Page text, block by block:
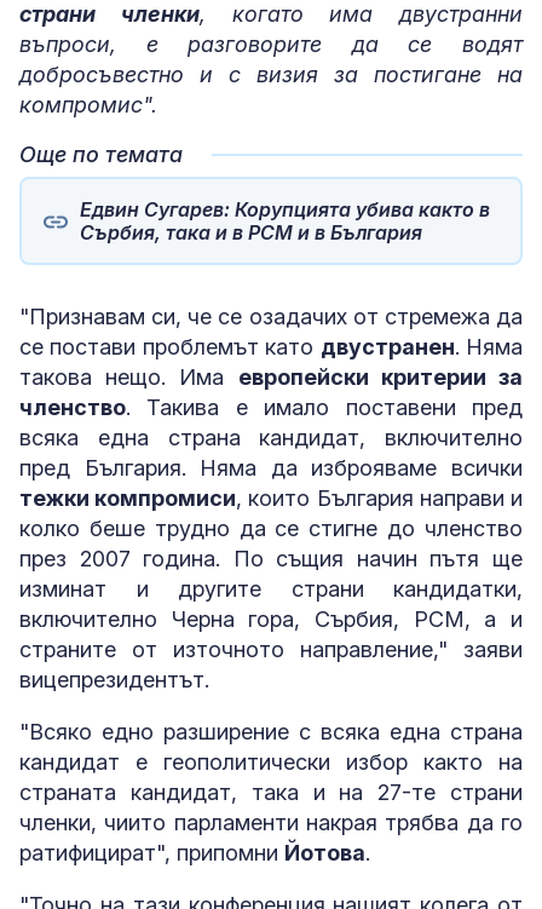
страни членки, когато има двустранни
въпроси, е разговорите да се водят
добросъвестно и с визия за постигане на
компромис".
Още по темата
Едвин Сугарев: Корупцията убива както в
Сърбия, така и в РСМ и в България
"Признавам си, че се озадачих от стремежа да
се постави проблемът като двустранен. Няма
такова нещо. Има европейски критерии за
членство. Такива е имало поставени пред
всяка една страна кандидат, включително
пред България. Няма да изброяваме всички
тежки компромиси, които България направи и
колко беше трудно да се стигне до членство
през 2007 година. По същия начин пътя ще
изминат и другите страни кандидатки,
включително Черна гора, Сърбия, РСМ, а и
страните от източното направление," заяви
вицепрезидентът.
"Всяко едно разширение с всяка една страна
кандидат е геополитически избор както на
страната кандидат, така и на 27-те страни
членки, чиито парламенти накрая трябва да го
ратифицират", припомни Йотова.